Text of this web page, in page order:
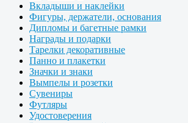
Вкладыши и наклейки
Фигуры, держатели, основания
Дипломы и багетные рамки
Награды и подарки
Тарелки декоративные
Панно и плакетки
Значки и знаки
Вымпелы и розетки
Сувениры
Футляры
Удостоверения